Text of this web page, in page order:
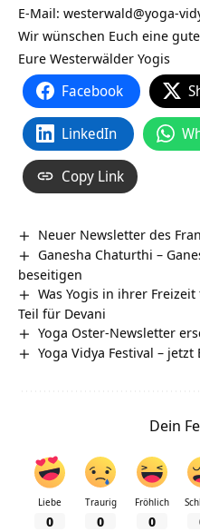
E-Mail: westerwald@yoga-
Wir wünschen Euch eine
Eure Westerwälder Yogis
Facebook
LinkedIn
Copy Link
Neuer Newsletter des
Ganesha Chaturthi –
beseitigen
Was Yogis in ihrer
Teil für Devani
Yoga Oster-Newsletter
Yoga Vidya Festival –
Dein
Liebe
0
Traurig
0
Fröhlich
0